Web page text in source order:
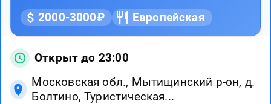
2000-3000₽ Европейская
Открыт до 23:00
Московская обл., Мытищинский р-он, д.
Болтино, Туристическая...